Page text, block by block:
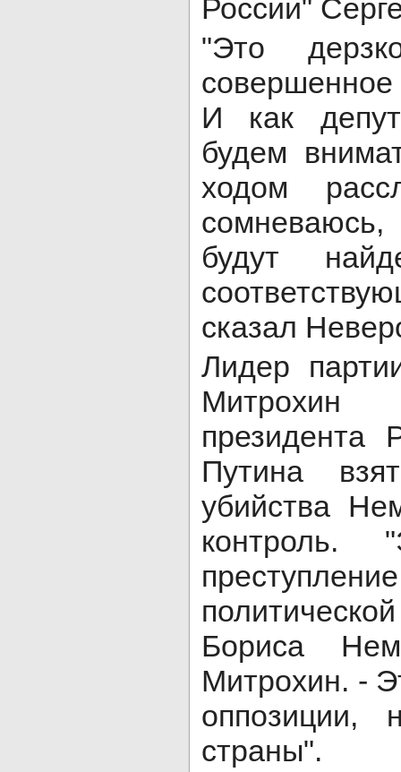
России"
"Это
И как
будем
ходом
будут
сказал
Лидер
президента
Путина
убийства
контроль.
Бориса
Митрохин. -
оппозиции,
страны".